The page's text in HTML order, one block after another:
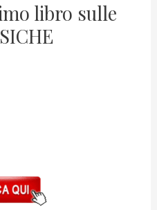
libro sulle